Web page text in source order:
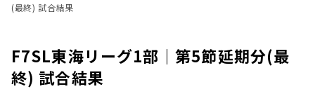
(最終) 試合結果
F7SL東海リーグ1部｜第5節延期分(最
終) 試合結果